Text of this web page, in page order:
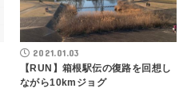
2021.01.03
【RUN】箱根駅伝の復路を回想し
ながら10kmジョグ